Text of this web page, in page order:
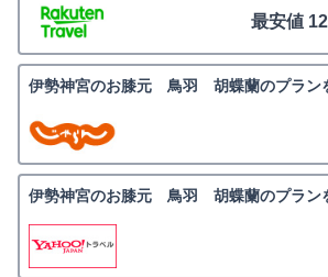
最安値
伊勢神宮のお膝元 鳥羽 胡蝶蘭のプラン
伊勢神宮のお膝元 鳥羽 胡蝶蘭のプラン